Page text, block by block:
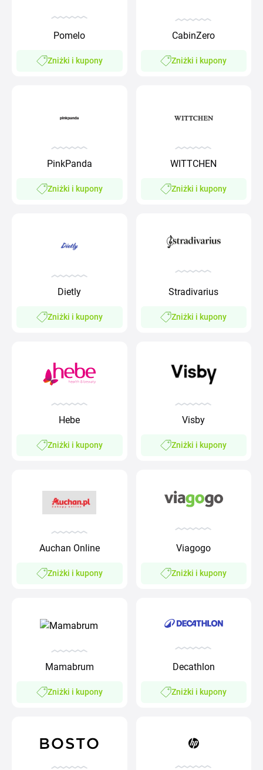
Pomelo
Zniżki i kupony
CabinZero
Zniżki i kupony
PinkPanda
Zniżki i kupony
WITTCHEN
Zniżki i kupony
Dietly
Zniżki i kupony
Stradivarius
Zniżki i kupony
Hebe
Zniżki i kupony
Visby
Zniżki i kupony
Auchan Online
Zniżki i kupony
Viagogo
Zniżki i kupony
Mamabrum
Zniżki i kupony
Decathlon
Zniżki i kupony